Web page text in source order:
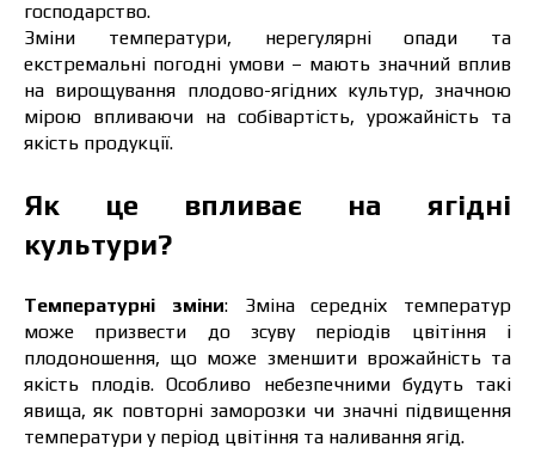
господарство.
Зміни температури, нерегулярні опади та
екстремальні погодні умови – мають значний вплив
на вирощування плодово-ягідних культур, значною
мірою впливаючи на собівартість, урожайність та
якість продукції.
Як це впливає на ягідні
культури?
Температурні зміни:Зміна середніх температур
може призвести до зсуву періодів цвітіння і
плодоношення, що може зменшити врожайність та
якість плодів. Особливо небезпечними будуть такі
явища, як повторні заморозки чи значні підвищення
температури у період цвітіння та наливання ягід.